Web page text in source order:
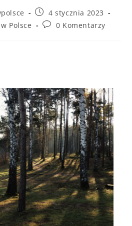
4 stycznia 2023
Polsce
0 Komentarzy